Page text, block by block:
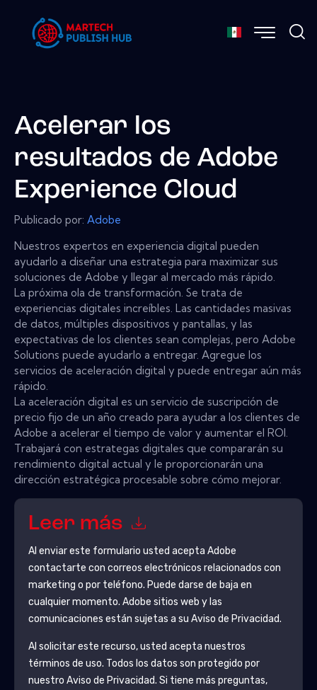
Acelerar los
resultados de Adobe
Experience Cloud
Publicado por: Adobe
Nuestros expertos en experiencia digital pueden
ayudarlo a diseñar una estrategia para maximizar sus
soluciones de Adobe y llegar al mercado más rápido.
La próxima ola de transformación. Se trata de
experiencias digitales increíbles. Las cantidades masivas
de datos, múltiples dispositivos y pantallas, y las
expectativas de los clientes sean complejas, pero Adobe
Solutions puede ayudarlo a entregar. Agregue los
servicios de aceleración digital y puede entregar aún más
rápido.
La aceleración digital es un servicio de suscripción de
precio fijo de un año creado para ayudar a los clientes de
Adobe a acelerar el tiempo de valor y aumentar el ROI.
Trabajará con estrategas digitales que compararán su
rendimiento digital actual y le proporcionarán una
dirección estratégica procesable sobre cómo mejorar.
Leer más
Al enviar este formulario usted acepta Adobe
contactarte con correos electrónicos relacionados con
marketing o por teléfono. Puede darse de baja en
cualquier momento. Adobe sitios web y las
comunicaciones están sujetas a su Aviso de Privacidad.
Al solicitar este recurso, usted acepta nuestros
términos de uso. Todos los datos son protegido por
nuestro Aviso de Privacidad. Si tiene más preguntas,